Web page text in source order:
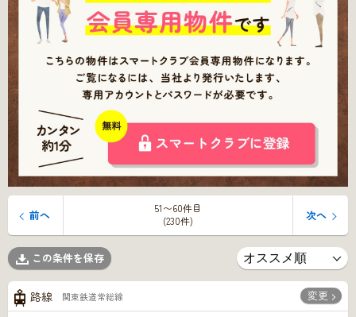
51〜60件目
(230件)
前へ 次へ
この条件を保存
路線 関東鉄道常総線 変更